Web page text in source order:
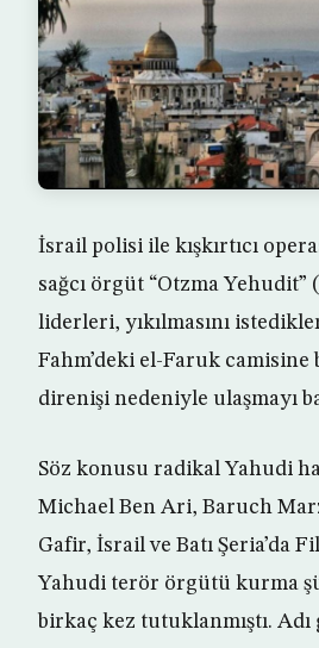
İsrail polisi ile kışkırtıcı
sağcı örgüt “Otzma
liderleri, yıkılmasını
Fahm’deki el-Faruk camisine
direnişi nedeniyle ulaşmayı
Söz konusu radikal Yahudi
Michael Ben Ari, Baruch
Gafir, İsrail ve Batı Şeria’da
Yahudi terör örgütü kurma
birkaç kez tutuklanmıştı. Adı